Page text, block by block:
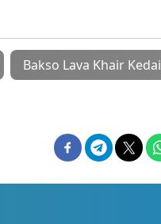
Bakso Lava Khair Kedai